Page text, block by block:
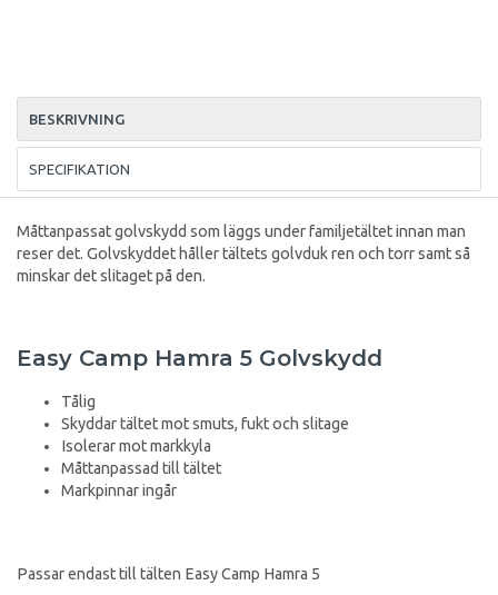
BESKRIVNING
SPECIFIKATION
Måttanpassat golvskydd som läggs under familjetältet innan man
reser det. Golvskyddet håller tältets golvduk ren och torr samt så
minskar det slitaget på den.
Easy Camp Hamra 5 Golvskydd
Tålig
Skyddar tältet mot smuts, fukt och slitage
Isolerar mot markkyla
Måttanpassad till tältet
Markpinnar ingår
Passar endast till tälten Easy Camp Hamra 5